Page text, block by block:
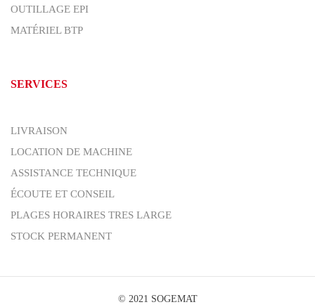
OUTILLAGE EPI
MATÉRIEL BTP
SERVICES
LIVRAISON
LOCATION DE MACHINE
ASSISTANCE TECHNIQUE
ÉCOUTE ET CONSEIL
PLAGES HORAIRES TRES LARGE
STOCK PERMANENT
© 2021 SOGEMAT